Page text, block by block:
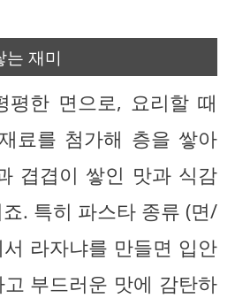
는 재미
평한 면으로, 요리할 때
료를 첨가해 층을 쌓아
겹겹이 쌓인 맛과 식감
. 특히 파스타 종류 (면/
라자냐를 만들면 입안
부드러운 맛에 감탄하